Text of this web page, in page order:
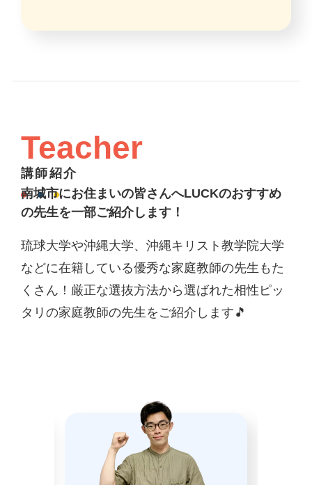
Teacher
講師紹介
南城市にお住まいの皆さんへLUCKのおすすめ
の先生を一部ご紹介します！
琉球大学や沖縄大学、沖縄キリスト教学院大学
などに在籍している優秀な家庭教師の先生もた
くさん！厳正な選抜方法から選ばれた相性ピッ
タリの家庭教師の先生をご紹介します🎵